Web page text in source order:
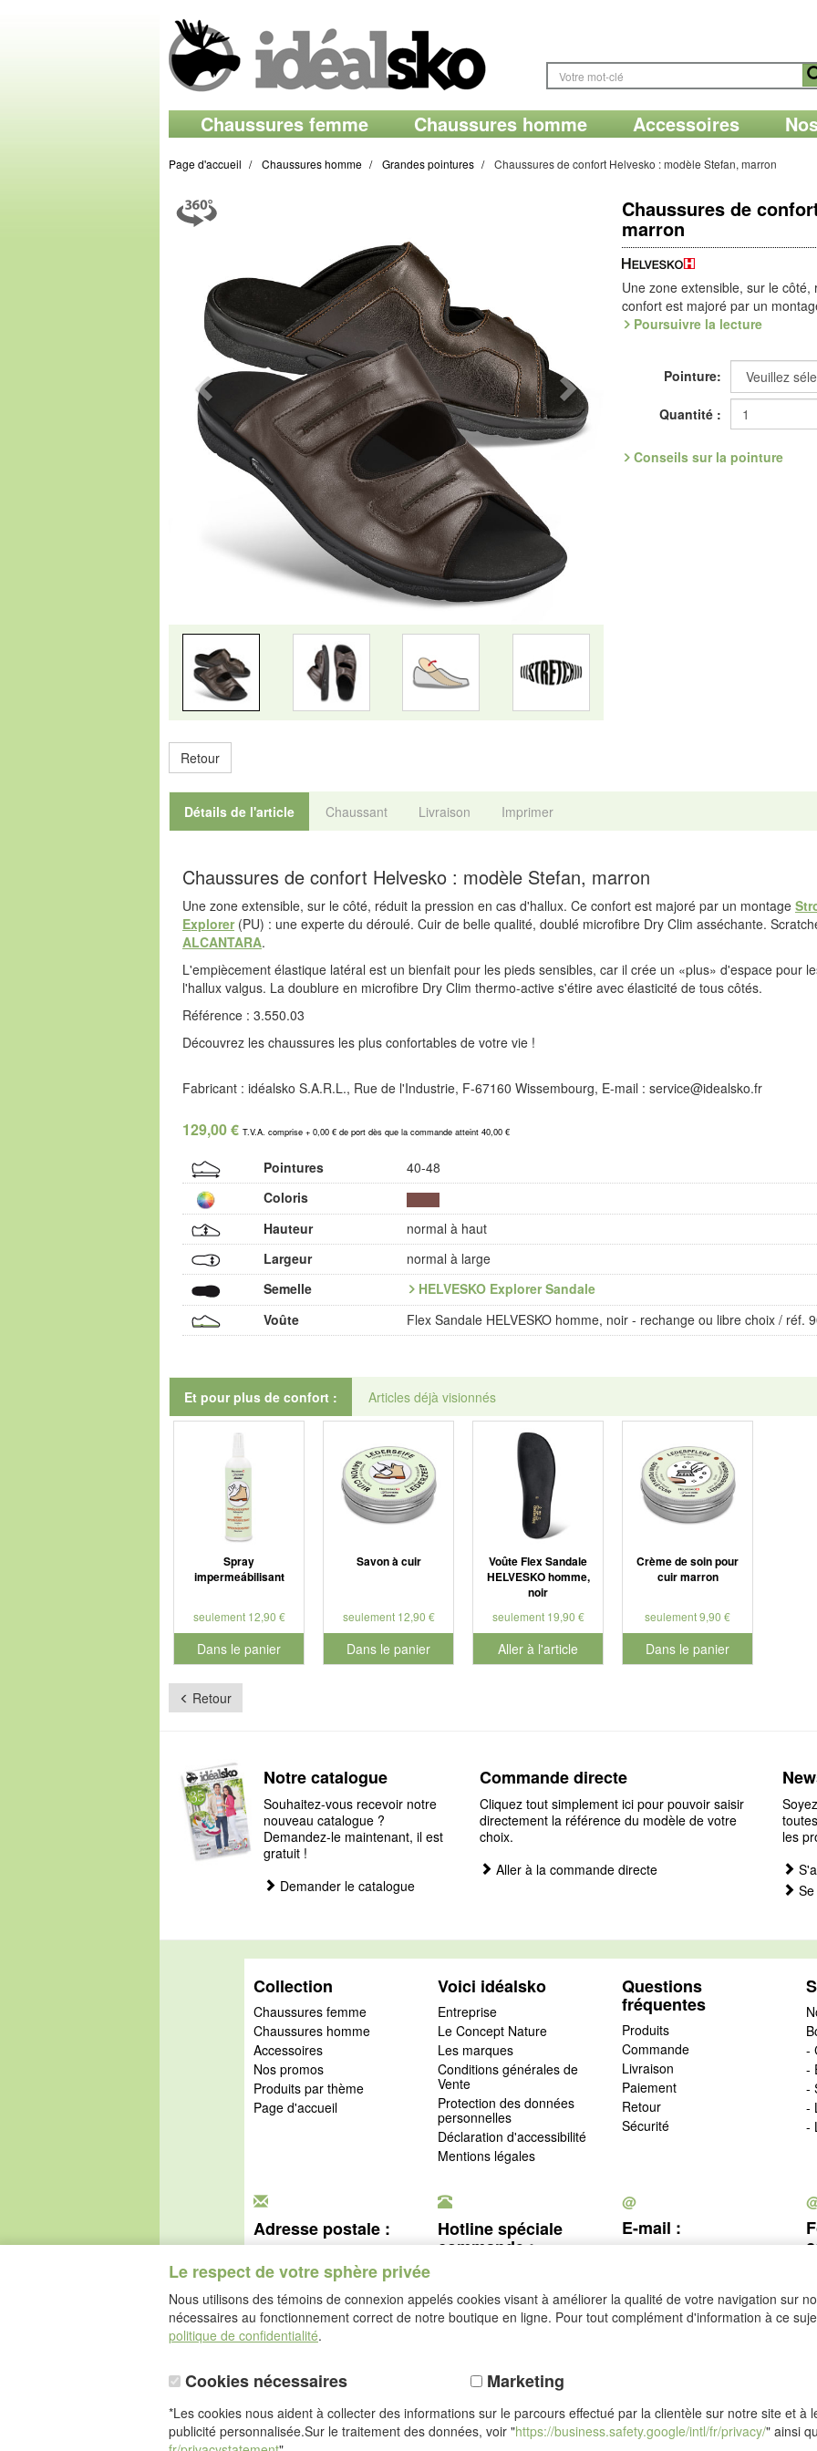
Chaussures femme Chaussures homme Accessoires
Page d'accueil Chaussures homme Grandes pointures Chaussures de confort Helvesko : modèle Stefan, marron
Chaussures de
marron
Une zone extensible, sur le
confort est majoré par un
Explorer(PU) : une experte du
ALCANTARA.
L'empiècement élastique
car il crée un «plus» d'espace
l'hallux valgus. La doublure en
Référence : 3.550.03
Poursuivre la lecture
Pointure:
Quantité :
Conseils sur la pointure
Retour
Détails de l'article Chaussant Livraison Imprimer
Chaussures de confort Helvesko : modèle Stefan, marron
Une zone extensible, sur le côté, réduit la pression en cas d'hallux. Ce confort est majoré par un montage
Explorer(PU) : une experte du déroulé. Cuir de belle qualité, doublé microfibre Dry Clim asséchante.
ALCANTARA.
L'empiècement élastique latéral est un bienfait pour les pieds sensibles, car il crée un «plus» d'espace pour
l'hallux valgus. La doublure en microfibre Dry Clim thermo-active s'étire avec élasticité de tous côtés.
Référence : 3.550.03
Découvrez les chaussures les plus confortables de votre vie !
Fabricant : idéalsko S.A.R.L., Rue de l'Industrie, F-67160 Wissembourg, E-mail : service@idealsko.fr
129,00 € T.V.A. comprise + 0,00 € de port dès que la commande atteint 40,00 €
Pointures
40-48
Coloris
Hauteur
normal à haut
Largeur
normal à large
Semelle
HELVESKO Explorer Sandale
Voûte
Flex Sandale HELVESKO homme, noir - rechange ou libre choix / réf.
Et pour plus de confort : Articles déjà visionnés
Spray
impermeábilisant
seulement 12,90 €
Dans le panier
pour le numéro de produit 901126
Savon à cuir
seulement 12,90 €
Dans le panier
pour le numéro de produit 901127
Voûte Flex Sandale
HELVESKO homme,
noir
seulement 19,90 €
Aller à l'article
Crème de soin pour
cuir marron
seulement 9,90 €
Dans le panier
pour le numéro de produit
Retour
Le respect de votre sphère privée
Nous utilisons des témoins de connexion appelés cookies visant à améliorer la qualité de votre navigation sur
nécessaires au fonctionnement correct de notre boutique en ligne. Pour tout complément d'information à ce
politique de confidentialité.
Cookies nécessaires Marketing
*Les cookies nous aident à collecter des informations sur le parcours effectué par la clientèle sur notre site et à
publicité personnalisée.Sur le traitement des données, voir "https://business.safety.google/intl/fr/privacy/" ainsi
Notre catalogue
Souhaitez-vous recevoir notre
nouveau catalogue ?
Demandez-le maintenant, il est
gratuit !
Demander le catalogue
Commande directe
Cliquez tout simplement ici pour pouvoir saisir
directement la référence du modèle de votre
choix.
Aller à la commande directe
les
Collection
Chaussures femme
Chaussures homme
Accessoires
Nos promos
Produits par thème
Page d'accueil
Voici idéalsko
Entreprise
Le Concept Nature
Les marques
Conditions générales de
Vente
Protection des données
personnelles
Déclaration d'accessibilité
Mentions légales
Questions
fréquentes
Produits
Commande
Livraison
Paiement
Retour
Sécurité
-
-
-
-
-
Adresse postale :
Rue de l'Industrie
67160 Wissembourg
Hotline spéciale
commande :
Se rétracter
@
E-mail :